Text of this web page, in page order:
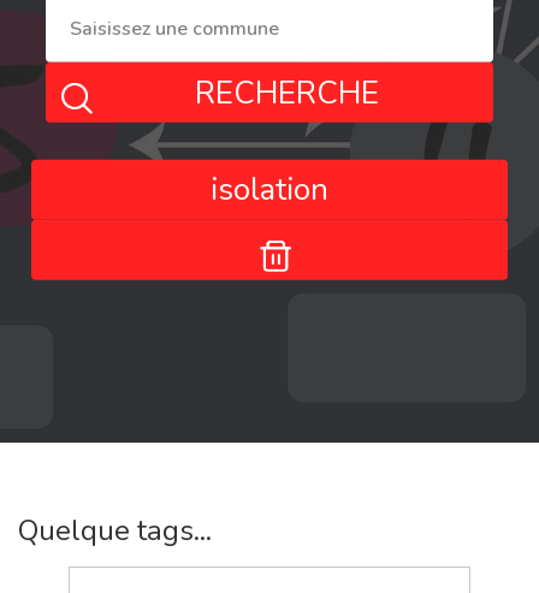
RECHERCHE
isolation
Quelque tags...